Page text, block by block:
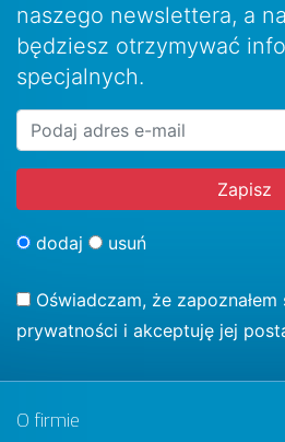
naszego newslettera, a
będziesz otrzymywać
specjalnych.
dodaj usuń
Oświadczam, że zapoznałem
prywatności i akceptuję jej
O firmie